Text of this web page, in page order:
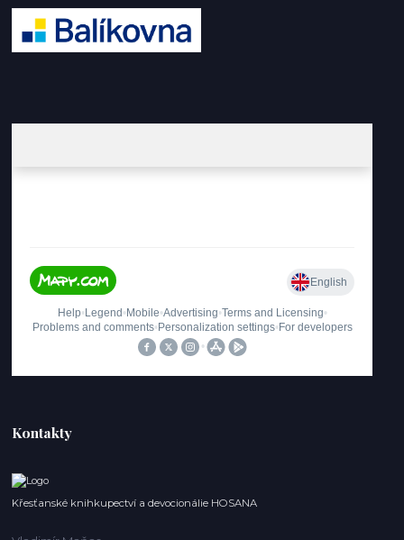
Kontakty
Křesťanské knihkupectví a devocionálie HOSANA